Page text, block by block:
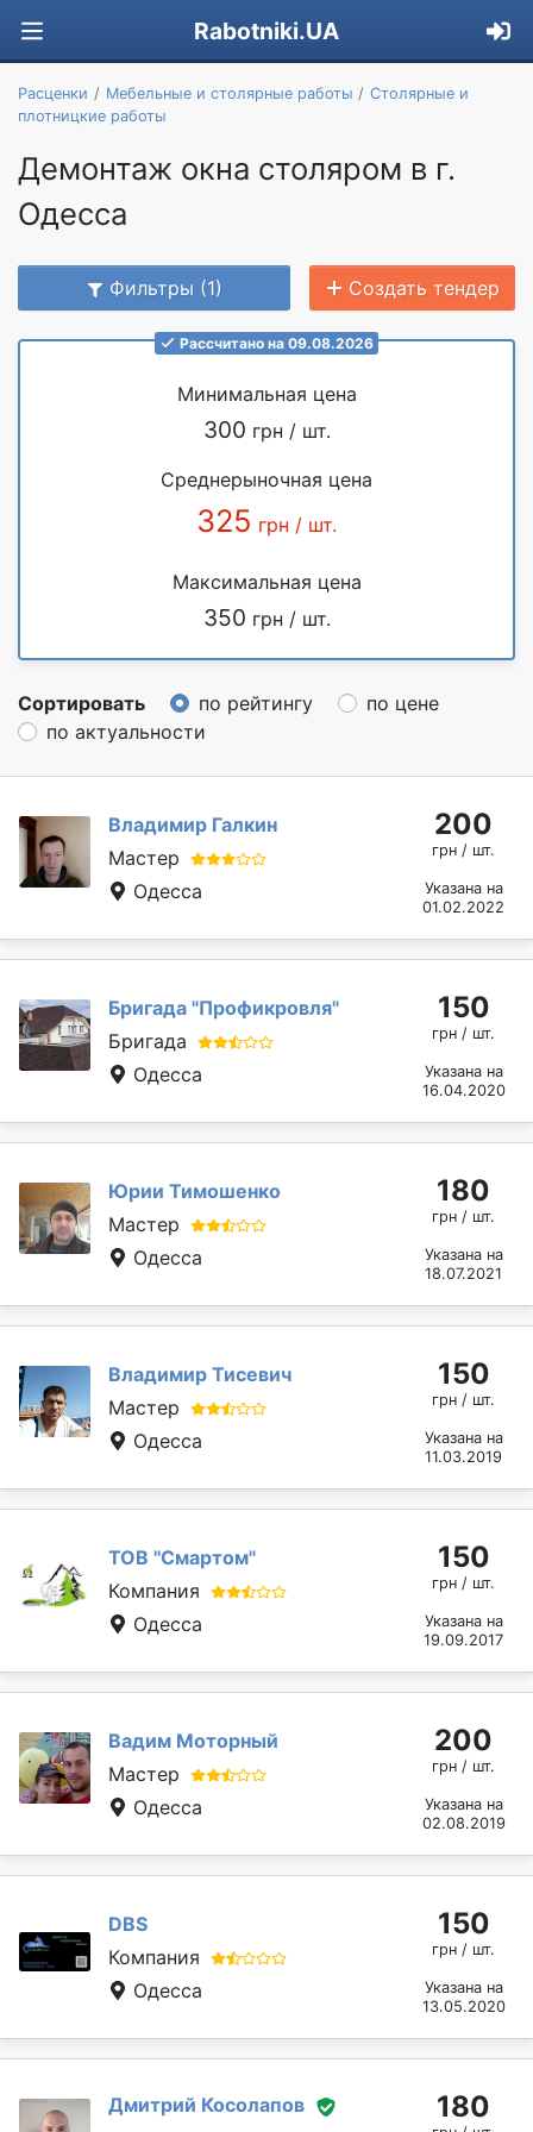
Rabotniki.UA
Расценки Мебельные и столярные работы
Столярные и
плотницкие работы
Демонтаж окна столяром в г.
Одесса
Фильтры (1) Создать тендер
Рассчитано на 09.08.2026
Минимальная цена
300 грн / шт.
Среднерыночная цена
325 грн / шт.
Максимальная цена
350 грн / шт.
Сортировать по рейтингу
по цене
по актуальности
Владимир Галкин
Мастер
Одесса
200
грн / шт.
Указана на
01.02.2022
Бригада "Профикровля"
Бригада
Одесса
150
грн / шт.
Указана на
16.04.2020
Юрии Тимошенко
Мастер
Одесса
180
грн / шт.
Указана на
18.07.2021
Владимир Тисевич
Мастер
Одесса
150
грн / шт.
Указана на
11.03.2019
ТОВ "Смартом"
Компания
Одесса
150
грн / шт.
Указана на
19.09.2017
Вадим Моторный
Мастер
Одесса
200
грн / шт.
Указана на
02.08.2019
DBS
Компания
Одесса
150
грн / шт.
Указана на
13.05.2020
Дмитрий Косолапов
180